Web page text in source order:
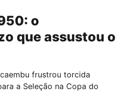
o
que assustou o
frustrou torcida
a Seleção na Copa do